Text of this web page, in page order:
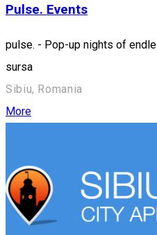
Pulse. Events
pulse. - Pop-up nights of
sursa
Sibiu, Romania
More